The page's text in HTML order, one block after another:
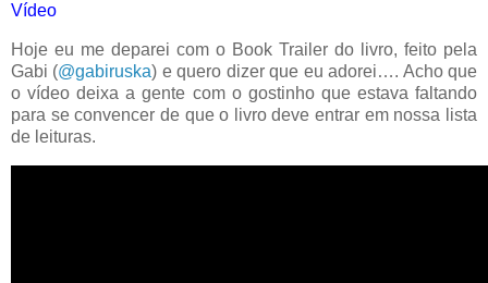
Vídeo
Hoje eu me deparei com o Book Trailer do livro, feito pela
Gabi (@gabiruska) e quero dizer que eu adorei…. Acho que
o vídeo deixa a gente com o gostinho que estava faltando
para se convencer de que o livro deve entrar em nossa lista
de leituras.